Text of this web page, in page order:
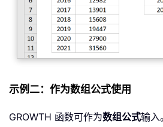
示例二：作为数组公式使用
GROWTH 函数可作为数组公式输入